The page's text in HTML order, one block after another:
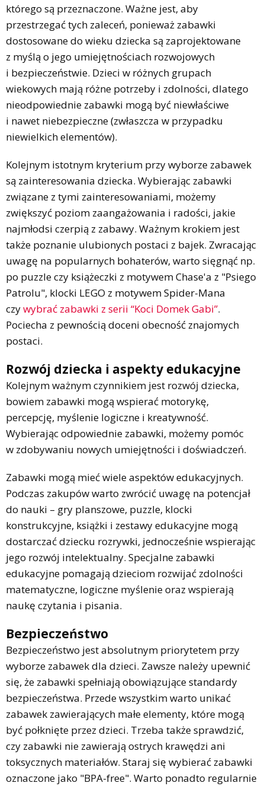
którego są przeznaczone. Ważne jest, aby
przestrzegać tych zaleceń, ponieważ zabawki
dostosowane do wieku dziecka są zaprojektowane
z myślą o jego umiejętnościach rozwojowych
i bezpieczeństwie. Dzieci w różnych grupach
wiekowych mają różne potrzeby i zdolności, dlatego
nieodpowiednie zabawki mogą być niewłaściwe
i nawet niebezpieczne (zwłaszcza w przypadku
niewielkich elementów).
Kolejnym istotnym kryterium przy wyborze zabawek
są zainteresowania dziecka. Wybierając zabawki
związane z tymi zainteresowaniami, możemy
zwiększyć poziom zaangażowania i radości, jakie
najmłodsi czerpią z zabawy. Ważnym krokiem jest
także poznanie ulubionych postaci z bajek. Zwracając
uwagę na popularnych bohaterów, warto sięgnąć np.
po puzzle czy książeczki z motywem Chase'a z "Psiego
Patrolu", klocki LEGO z motywem Spider-Mana
czywybrać zabawki z serii “Koci Domek Gabi”.
Pociecha z pewnością doceni obecność znajomych
postaci.
Rozwój dziecka i aspekty edukacyjne
Kolejnym ważnym czynnikiem jest rozwój dziecka,
bowiem zabawki mogą wspierać motorykę,
percepcję, myślenie logiczne i kreatywność.
Wybierając odpowiednie zabawki, możemy pomóc
w zdobywaniu nowych umiejętności i doświadczeń.
Zabawki mogą mieć wiele aspektów edukacyjnych.
Podczas zakupów warto zwrócić uwagę na potencjał
do nauki – gry planszowe, puzzle, klocki
konstrukcyjne, książki i zestawy edukacyjne mogą
dostarczać dziecku rozrywki, jednocześnie wspierając
jego rozwój intelektualny. Specjalne zabawki
edukacyjne pomagają dzieciom rozwijać zdolności
matematyczne, logiczne myślenie oraz wspierają
naukę czytania i pisania.
Bezpieczeństwo
Bezpieczeństwo jest absolutnym priorytetem przy
wyborze zabawek dla dzieci. Zawsze należy upewnić
się, że zabawki spełniają obowiązujące standardy
bezpieczeństwa. Przede wszystkim warto unikać
zabawek zawierających małe elementy, które mogą
być połknięte przez dzieci. Trzeba także sprawdzić,
czy zabawki nie zawierają ostrych krawędzi ani
toksycznych materiałów. Staraj się wybierać zabawki
oznaczone jako "BPA-free". Warto ponadto regularnie